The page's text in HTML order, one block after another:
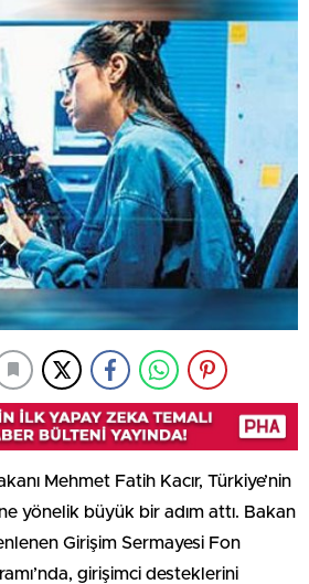
Mehmet Fatih Kacır, Türkiye’nin
yönelik büyük bir adım attı. Bakan
Girişim Sermayesi Fon
girişimci desteklerini